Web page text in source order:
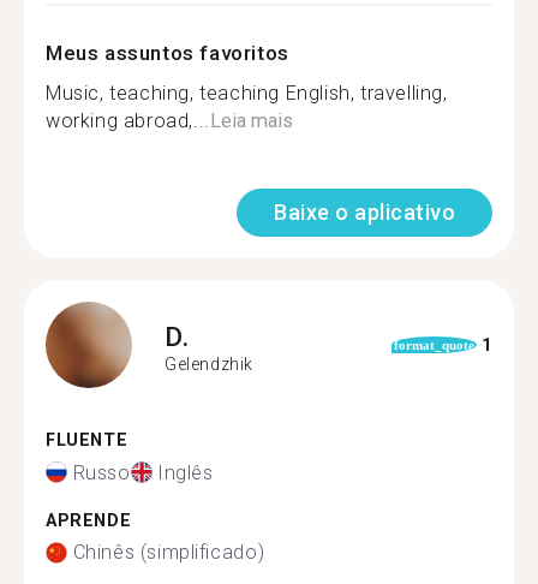
Meus assuntos favoritos
Music, teaching, teaching English, travelling,
working abroad,...Leia mais
Baixe o aplicativo
D.
Gelendzhik
format_quote 1
FLUENTE
Russo Inglês
APRENDE
Chinês (simplificado)